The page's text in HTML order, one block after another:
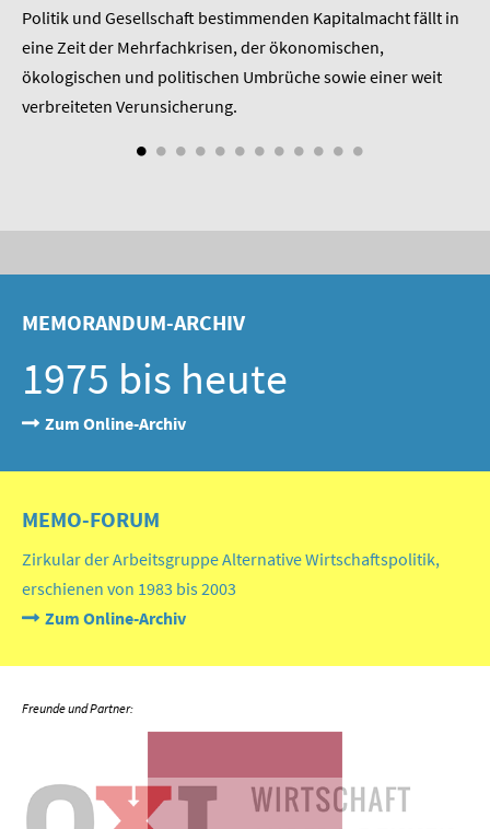
Termine
Newsletter
Politik und Gesellschaft bestimmenden Kapitalmacht fällt in
eine Zeit der Mehrfachkrisen, der ökonomischen,
ökologischen und politischen Umbrüche sowie einer weit
verbreiteten Verunsicherung.
MEMORANDUM-ARCHIV
1975 bis heute
Zum Online-Archiv
MEMO-FORUM
Zirkular der Arbeitsgruppe Alternative Wirtschaftspolitik,
erschienen von 1983 bis 2003
Zum Online-Archiv